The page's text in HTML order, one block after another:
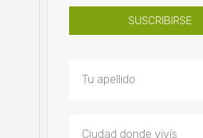
SUSCRIBIRSE